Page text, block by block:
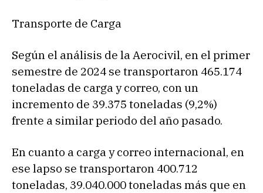
Transporte de Carga
Según el análisis de la Aerocivil, en el primer
semestre de 2024 se transportaron 465.174
toneladas de carga y correo, con un
incremento de 39.375 toneladas (9,2%)
frente a similar periodo del año pasado.
En cuanto a carga y correo internacional, en
ese lapso se transportaron 400.712
toneladas, 39.040.000 toneladas más que en